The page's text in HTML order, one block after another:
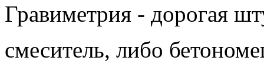
Гравиметрия - дорогая
смеситель, либо